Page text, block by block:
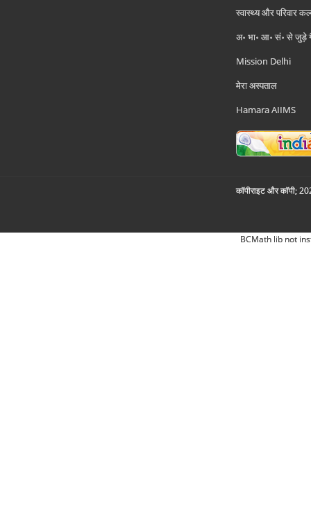
स्वास्थ्य और परिवार
अ॰ भा॰ आ॰ सं॰ से जुड़े
Mission Delhi
मेरा अस्पताल
Hamara AIIMS
कॉपीराइट और कॉपी;
BCMath lib not